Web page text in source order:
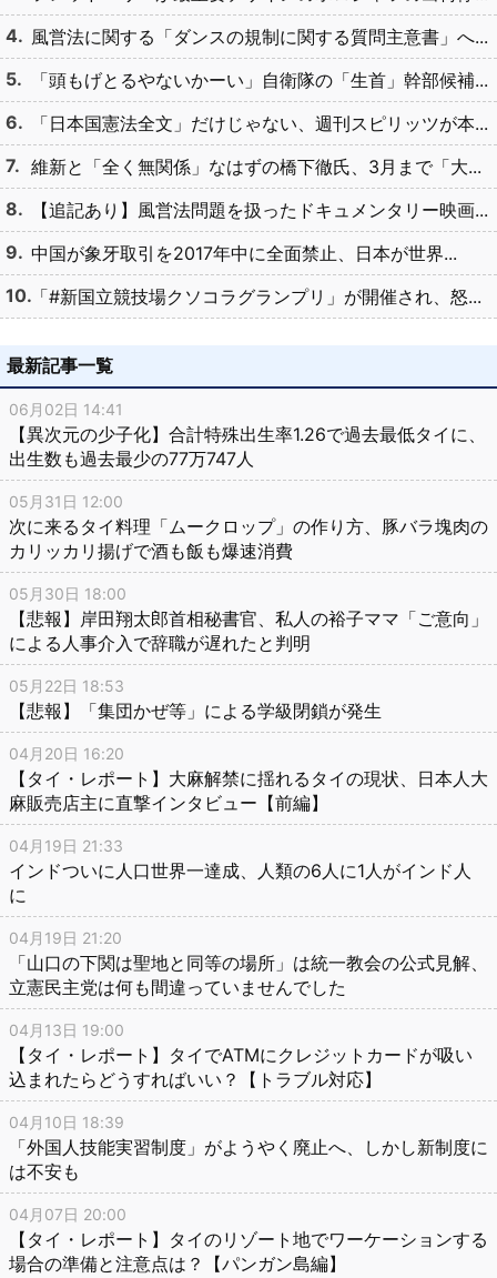
風営法に関する「ダンスの規制に関する質問主意書」へ...
「頭もげとるやないかーい」自衛隊の「生首」幹部候補...
「日本国憲法全文」だけじゃない、週刊スピリッツが本...
維新と「全く無関係」なはずの橋下徹氏、3月まで「大...
【追記あり】風営法問題を扱ったドキュメンタリー映画...
中国が象牙取引を2017年中に全面禁止、日本が世界...
「#新国立競技場クソコラグランプリ」が開催され、怒...
最新記事一覧
06月02日 14:41
【異次元の少子化】合計特殊出生率1.26で過去最低タイに、
出生数も過去最少の77万747人
05月31日 12:00
次に来るタイ料理「ムークロップ」の作り方、豚バラ塊肉の
カリッカリ揚げで酒も飯も爆速消費
05月30日 18:00
【悲報】岸田翔太郎首相秘書官、私人の裕子ママ「ご意向」
による人事介入で辞職が遅れたと判明
05月22日 18:53
【悲報】「集団かぜ等」による学級閉鎖が発生
04月20日 16:20
【タイ・レポート】大麻解禁に揺れるタイの現状、日本人大
麻販売店主に直撃インタビュー【前編】
04月19日 21:33
インドついに人口世界一達成、人類の6人に1人がインド人
に
04月19日 21:20
「山口の下関は聖地と同等の場所」は統一教会の公式見解、
立憲民主党は何も間違っていませんでした
04月13日 19:00
【タイ・レポート】タイでATMにクレジットカードが吸い
込まれたらどうすればいい？【トラブル対応】
04月10日 18:39
「外国人技能実習制度」がようやく廃止へ、しかし新制度に
は不安も
04月07日 20:00
【タイ・レポート】タイのリゾート地でワーケーションする
場合の準備と注意点は？【パンガン島編】